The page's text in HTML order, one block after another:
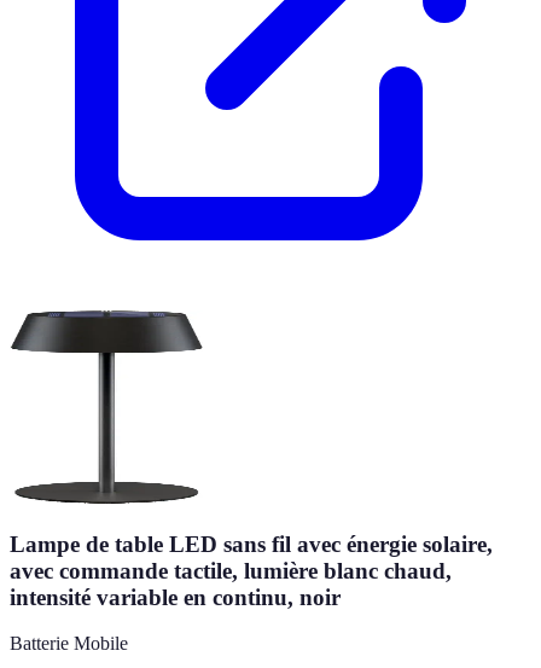
Lampe de table LED sans fil avec énergie solaire,
avec commande tactile, lumière blanc chaud,
intensité variable en continu, noir
Batterie Mobile